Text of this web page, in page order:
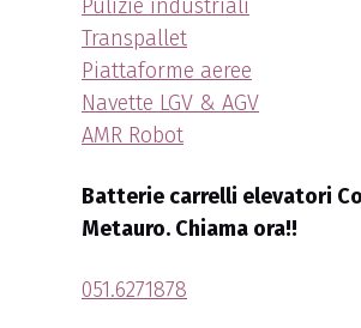
Pulizie industriali
Transpallet
Piattaforme aeree
Navette LGV & AGV
AMR Robot
Batterie carrelli elevatori
Metauro. Chiama ora!!
051.6271878